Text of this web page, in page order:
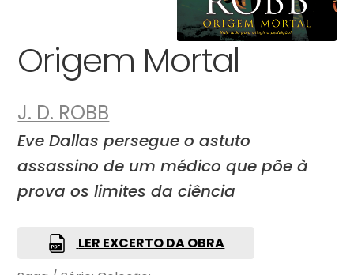
Origem Mortal
J. D. ROBB
Eve Dallas persegue o astuto
assassino de um médico que põe à
prova os limites da ciência
LER EXCERTO DA OBRA